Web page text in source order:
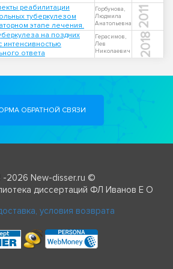
реабилитации
туберкулезом
этапе лечения.
Горбунова,
Людмила
Анатольевна
2011
на поздних
интенсивностью
ответа
Герасимов,
Лев
Николаевич
2018
ОБРАТНОЙ СВЯЗИ
-2026 New-disser.ru ©
диссертаций ФЛ Иванов Е О
условия возврата